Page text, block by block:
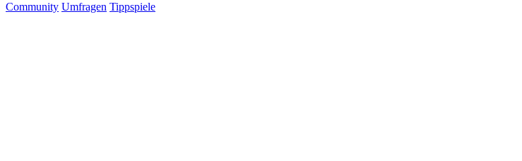
Community Umfragen Tippspiele